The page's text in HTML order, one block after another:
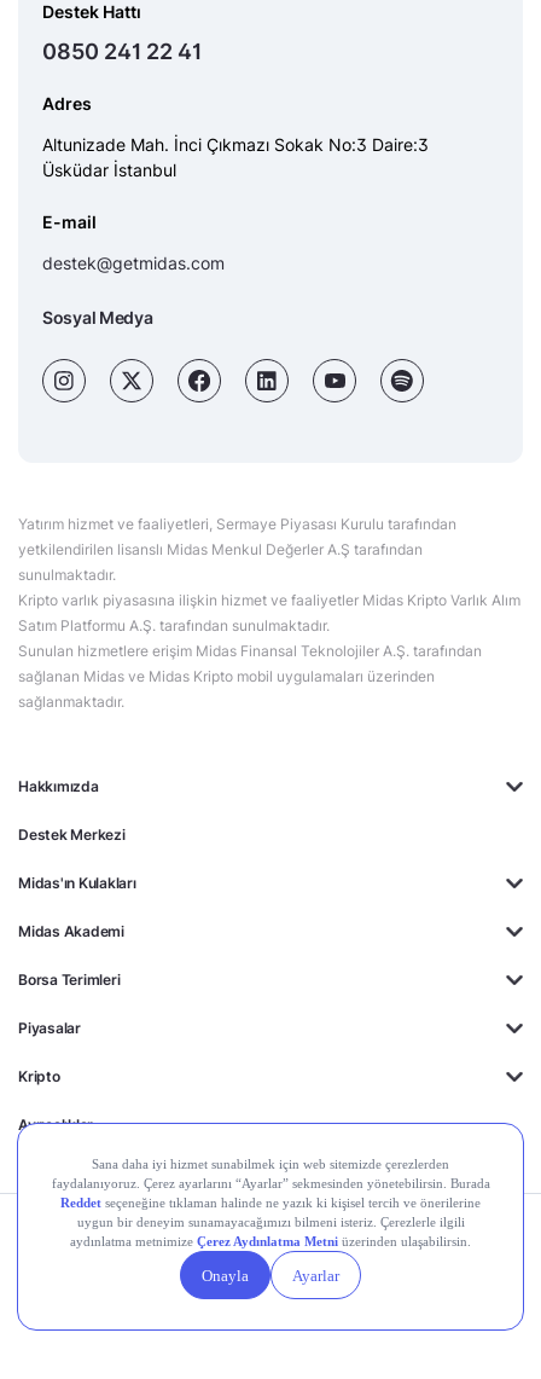
Hakkımızda
Destek Merkezi
Midas'ın Kulakları
Midas Akademi
Borsa Terimleri
Piyasalar
Kripto
Ayrıcalıklar
Destek Hattı
0850 241 22 41
Adres
Altunizade Mah. İnci Çıkmazı Sokak No:3 Daire:3
Üsküdar İstanbul
E-mail
destek@getmidas.com
Sosyal Medya
Yatırım hizmet ve faaliyetleri, Sermaye Piyasası Kurulu tarafından
yetkilendirilen lisanslı Midas Menkul Değerler A.Ş tarafından
sunulmaktadır.
Kripto varlık piyasasına ilişkin hizmet ve faaliyetler Midas Kripto Varlık Alım
Satım Platformu A.Ş. tarafından sunulmaktadır.
Sunulan hizmetlere erişim Midas Finansal Teknolojiler A.Ş. tarafından
sağlanan Midas ve Midas Kripto mobil uygulamaları üzerinden
sağlanmaktadır.
Kişisel Verilerin
Gizlilik
Politikası
Yasal
Duyurular
Çerez